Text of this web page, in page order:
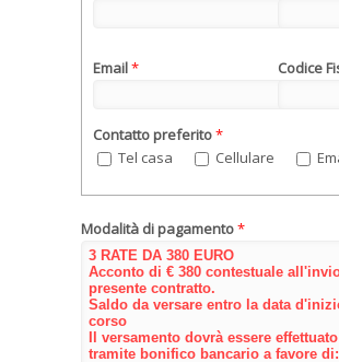
Email* Codice
Contatto preferito*
Tel casa
Cellulare
Modalità di pagamento*